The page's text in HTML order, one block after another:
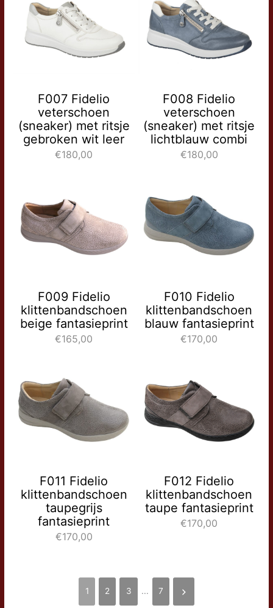
F007 Fidelio
veterschoen
(sneaker) met ritsje
gebroken wit leer
€180,00
F008 Fidelio
veterschoen
(sneaker) met ritsje
lichtblauw combi
€180,00
F009 Fidelio
klittenbandschoen
beige fantasieprint
€165,00
F010 Fidelio
klittenbandschoen
blauw fantasieprint
€170,00
F011 Fidelio
klittenbandschoen
taupegrijs
fantasieprint
€170,00
F012 Fidelio
klittenbandschoen
taupe fantasieprint
€170,00
1 2 3 ... 7